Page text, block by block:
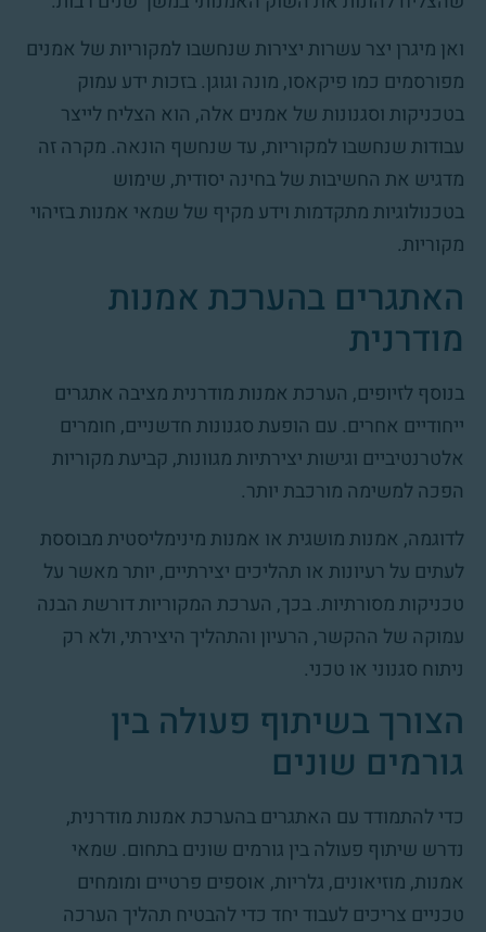
ואן מיגרן יצר עשרות יצירות שנחשבו למקוריות של אמנים
מפורסמים כמו פיקאסו, מונה וגוגן. בזכות ידע עמוק
בטכניקות וסגנונות של אמנים אלה, הוא הצליח לייצר
עבודות שנחשבו למקוריות, עד שנחשף הונאה. מקרה זה
מדגיש את החשיבות של בחינה יסודית, שימוש
בטכנולוגיות מתקדמות וידע מקיף של שמאי אמנות בזיהוי
מקוריות.
האתגרים בהערכת אמנות
מודרנית
בנוסף לזיופים, הערכת אמנות מודרנית מציבה אתגרים
ייחודיים אחרים. עם הופעת סגנונות חדשניים, חומרים
אלטרנטיביים וגישות יצירתיות מגוונות, קביעת מקוריות
הפכה למשימה מורכבת יותר.
לדוגמה, אמנות מושגית או אמנות מינימליסטית מבוססת
לעתים על רעיונות או תהליכים יצירתיים, יותר מאשר על
טכניקות מסורתיות. בכך, הערכת המקוריות דורשת הבנה
עמוקה של ההקשר, הרעיון והתהליך היצירתי, ולא רק
ניתוח סגנוני או טכני.
הצורך בשיתוף פעולה בין
גורמים שונים
כדי להתמודד עם האתגרים בהערכת אמנות מודרנית,
נדרש שיתוף פעולה בין גורמים שונים בתחום. שמאי
אמנות, מוזיאונים, גלריות, אוספים פרטיים ומומחים
טכניים צריכים לעבוד יחד כדי להבטיח תהליך הערכה